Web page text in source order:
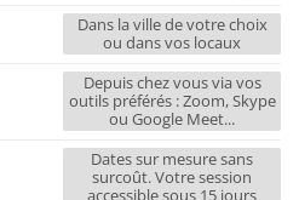
Dans la ville de votre choix
ou dans vos locaux
Depuis chez vous via vos
outils préférés : Zoom, Skype
ou Google Meet...
Dates sur mesure sans
surcoût. Votre session
accessible sous 15 jours